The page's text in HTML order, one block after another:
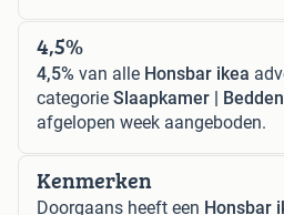
4,5%
4,5% van alle Honsbar ikea
categorie Slaapkamer |
afgelopen week aangeboden.
Kenmerken
Doorgaans heeft een Honsbar